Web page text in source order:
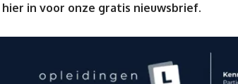
hier in voor onze gratis nieuwsbrief.